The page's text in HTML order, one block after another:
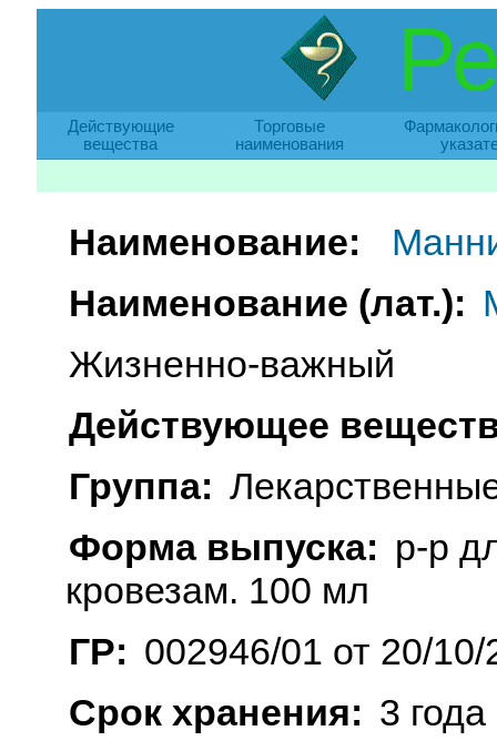
Действующие
вещества
Торговые
наименования
Наименование:
Наименование (лат.):
Жизненно-важный
Действующее
Группа:
Форма выпуска: р-р
кровезам. 100 мл
ГР: 002946/01 от 20/
Срок хранения: 3 года